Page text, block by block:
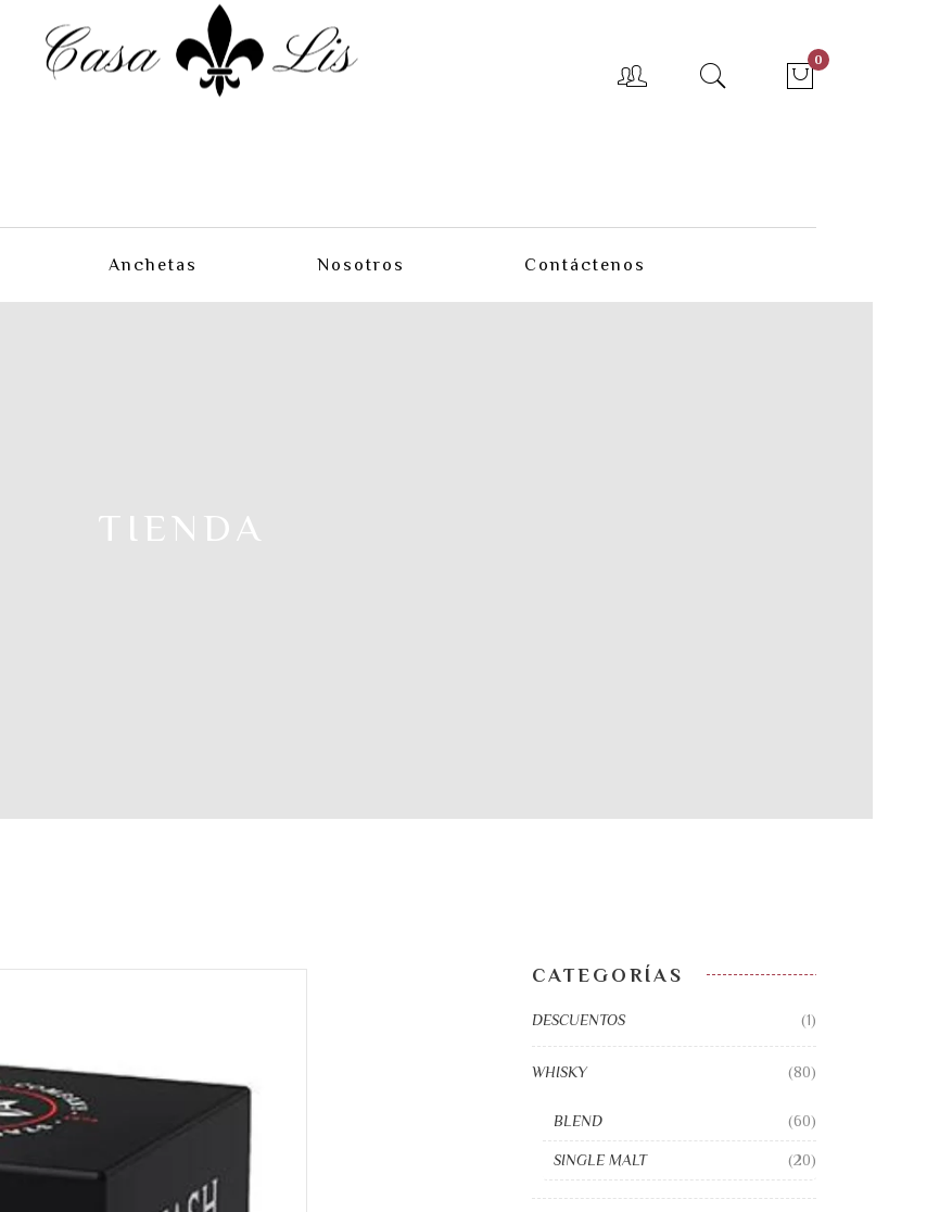
0
Anchetas Nosotros Contáctenos
TIENDA
CATEGORÍAS
DESCUENTOS (1)
WHISKY (80)
BLEND (60)
SINGLE MALT (20)